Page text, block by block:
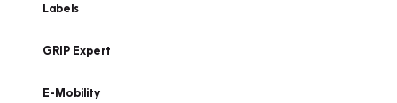
Labels
GRIP Expert
E-Mobility